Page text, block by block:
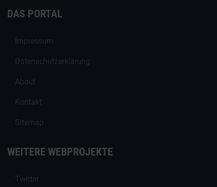
DAS PORTAL
Impressum
Datenschutzerklärung
About
Kontakt
Sitemap
WEITERE WEBPROJEKTE
Twitter